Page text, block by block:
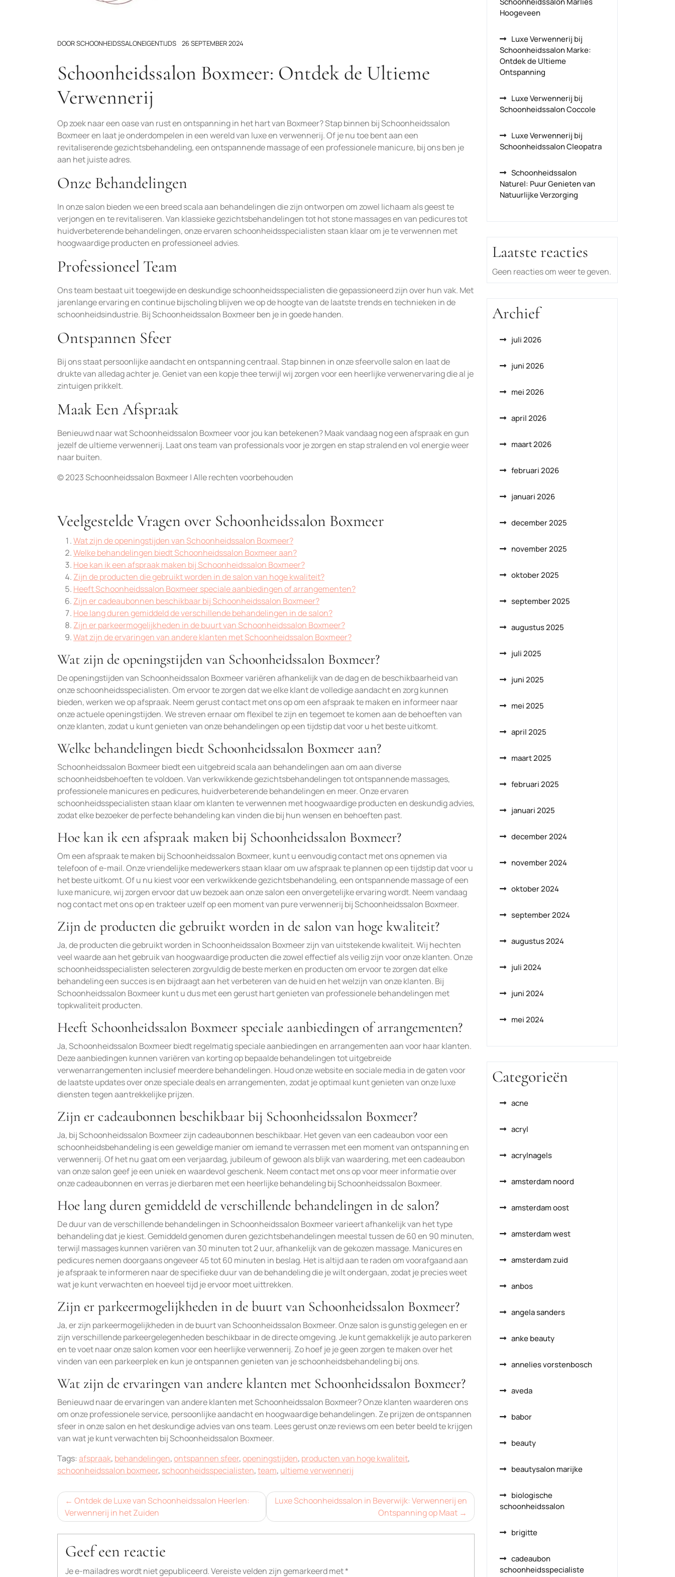
DOORSCHOONHEIDSSALONEIGENTIJDS 26 SEPTEMBER 2024
Schoonheidssalon Boxmeer: Ontdek de Ultieme
Verwennerij
Op zoek naar een oase van rust en ontspanning in het hart van Boxmeer? Stap binnen bij Schoonheidssalon
Boxmeer en laat je onderdompelen in een wereld van luxe en verwennerij. Of je nu toe bent aan een
revitaliserende gezichtsbehandeling, een ontspannende massage of een professionele manicure, bij ons ben je
aan het juiste adres.
Onze Behandelingen
In onze salon bieden we een breed scala aan behandelingen die zijn ontworpen om zowel lichaam als geest te
verjongen en te revitaliseren. Van klassieke gezichtsbehandelingen tot hot stone massages en van pedicures tot
huidverbeterende behandelingen, onze ervaren schoonheidsspecialisten staan klaar om je te verwennen met
hoogwaardige producten en professioneel advies.
Professioneel Team
Ons team bestaat uit toegewijde en deskundige schoonheidsspecialisten die gepassioneerd zijn over hun vak. Met
jarenlange ervaring en continue bijscholing blijven we op de hoogte van de laatste trends en technieken in de
schoonheidsindustrie. Bij Schoonheidssalon Boxmeer ben je in goede handen.
Ontspannen Sfeer
Bij ons staat persoonlijke aandacht en ontspanning centraal. Stap binnen in onze sfeervolle salon en laat de
drukte van alledag achter je. Geniet van een kopje thee terwijl wij zorgen voor een heerlijke verwenervaring die al je
zintuigen prikkelt.
Maak Een Afspraak
Benieuwd naar wat Schoonheidssalon Boxmeer voor jou kan betekenen? Maak vandaag nog een afspraak en gun
jezelf de ultieme verwennerij. Laat ons team van professionals voor je zorgen en stap stralend en vol energie weer
naar buiten.
© 2023 Schoonheidssalon Boxmeer | Alle rechten voorbehouden
Veelgestelde Vragen over Schoonheidssalon Boxmeer
Wat zijn de openingstijden van Schoonheidssalon Boxmeer?
Welke behandelingen biedt Schoonheidssalon Boxmeer aan?
Hoe kan ik een afspraak maken bij Schoonheidssalon Boxmeer?
Zijn de producten die gebruikt worden in de salon van hoge kwaliteit?
Heeft Schoonheidssalon Boxmeer speciale aanbiedingen of arrangementen?
Zijn er cadeaubonnen beschikbaar bij Schoonheidssalon Boxmeer?
Hoe lang duren gemiddeld de verschillende behandelingen in de salon?
Zijn er parkeermogelijkheden in de buurt van Schoonheidssalon Boxmeer?
Wat zijn de ervaringen van andere klanten met Schoonheidssalon Boxmeer?
Wat zijn de openingstijden van Schoonheidssalon Boxmeer?
De openingstijden van Schoonheidssalon Boxmeer variëren afhankelijk van de dag en de beschikbaarheid van
onze schoonheidsspecialisten. Om ervoor te zorgen dat we elke klant de volledige aandacht en zorg kunnen
bieden, werken we op afspraak. Neem gerust contact met ons op om een afspraak te maken en informeer naar
onze actuele openingstijden. We streven ernaar om flexibel te zijn en tegemoet te komen aan de behoeften van
onze klanten, zodat u kunt genieten van onze behandelingen op een tijdstip dat voor u het beste uitkomt.
Welke behandelingen biedt Schoonheidssalon Boxmeer aan?
Schoonheidssalon Boxmeer biedt een uitgebreid scala aan behandelingen aan om aan diverse
schoonheidsbehoeften te voldoen. Van verkwikkende gezichtsbehandelingen tot ontspannende massages,
professionele manicures en pedicures, huidverbeterende behandelingen en meer. Onze ervaren
schoonheidsspecialisten staan klaar om klanten te verwennen met hoogwaardige producten en deskundig advies,
zodat elke bezoeker de perfecte behandeling kan vinden die bij hun wensen en behoeften past.
Hoe kan ik een afspraak maken bij Schoonheidssalon Boxmeer?
Om een afspraak te maken bij Schoonheidssalon Boxmeer, kunt u eenvoudig contact met ons opnemen via
telefoon of e-mail. Onze vriendelijke medewerkers staan klaar om uw afspraak te plannen op een tijdstip dat voor u
het beste uitkomt. Of u nu kiest voor een verkwikkende gezichtsbehandeling, een ontspannende massage of een
luxe manicure, wij zorgen ervoor dat uw bezoek aan onze salon een onvergetelijke ervaring wordt. Neem vandaag
nog contact met ons op en trakteer uzelf op een moment van pure verwennerij bij Schoonheidssalon Boxmeer.
Zijn de producten die gebruikt worden in de salon van hoge kwaliteit?
Ja, de producten die gebruikt worden in Schoonheidssalon Boxmeer zijn van uitstekende kwaliteit. Wij hechten
veel waarde aan het gebruik van hoogwaardige producten die zowel effectief als veilig zijn voor onze klanten. Onze
schoonheidsspecialisten selecteren zorgvuldig de beste merken en producten om ervoor te zorgen dat elke
behandeling een succes is en bijdraagt aan het verbeteren van de huid en het welzijn van onze klanten. Bij
Schoonheidssalon Boxmeer kunt u dus met een gerust hart genieten van professionele behandelingen met
topkwaliteit producten.
Heeft Schoonheidssalon Boxmeer speciale aanbiedingen of arrangementen?
Ja, Schoonheidssalon Boxmeer biedt regelmatig speciale aanbiedingen en arrangementen aan voor haar klanten.
Deze aanbiedingen kunnen variëren van korting op bepaalde behandelingen tot uitgebreide
verwenarrangementen inclusief meerdere behandelingen. Houd onze website en sociale media in de gaten voor
de laatste updates over onze speciale deals en arrangementen, zodat je optimaal kunt genieten van onze luxe
diensten tegen aantrekkelijke prijzen.
Zijn er cadeaubonnen beschikbaar bij Schoonheidssalon Boxmeer?
Ja, bij Schoonheidssalon Boxmeer zijn cadeaubonnen beschikbaar. Het geven van een cadeaubon voor een
schoonheidsbehandeling is een geweldige manier om iemand te verrassen met een moment van ontspanning en
verwennerij. Of het nu gaat om een verjaardag, jubileum of gewoon als blijk van waardering, met een cadeaubon
van onze salon geef je een uniek en waardevol geschenk. Neem contact met ons op voor meer informatie over
onze cadeaubonnen en verras je dierbaren met een heerlijke behandeling bij Schoonheidssalon Boxmeer.
Hoe lang duren gemiddeld de verschillende behandelingen in de salon?
De duur van de verschillende behandelingen in Schoonheidssalon Boxmeer varieert afhankelijk van het type
behandeling dat je kiest. Gemiddeld genomen duren gezichtsbehandelingen meestal tussen de 60 en 90 minuten,
terwijl massages kunnen variëren van 30 minuten tot 2 uur, afhankelijk van de gekozen massage. Manicures en
pedicures nemen doorgaans ongeveer 45 tot 60 minuten in beslag. Het is altijd aan te raden om voorafgaand aan
je afspraak te informeren naar de specifieke duur van de behandeling die je wilt ondergaan, zodat je precies weet
wat je kunt verwachten en hoeveel tijd je ervoor moet uittrekken.
Zijn er parkeermogelijkheden in de buurt van Schoonheidssalon Boxmeer?
Ja, er zijn parkeermogelijkheden in de buurt van Schoonheidssalon Boxmeer. Onze salon is gunstig gelegen en er
zijn verschillende parkeergelegenheden beschikbaar in de directe omgeving. Je kunt gemakkelijk je auto parkeren
en te voet naar onze salon komen voor een heerlijke verwennerij. Zo hoef je je geen zorgen te maken over het
vinden van een parkeerplek en kun je ontspannen genieten van je schoonheidsbehandeling bij ons.
Wat zijn de ervaringen van andere klanten met Schoonheidssalon Boxmeer?
Benieuwd naar de ervaringen van andere klanten met Schoonheidssalon Boxmeer? Onze klanten waarderen ons
om onze professionele service, persoonlijke aandacht en hoogwaardige behandelingen. Ze prijzen de ontspannen
sfeer in onze salon en het deskundige advies van ons team. Lees gerust onze reviews om een beter beeld te krijgen
van wat je kunt verwachten bij Schoonheidssalon Boxmeer.
Tags: afspraak, behandelingen,ontspannen sfeer,openingstijden, producten van hoge kwaliteit,
schoonheidssalon boxmeer, schoonheidsspecialisten,team, ultieme verwennerij
Bericht
navigatie
Ontdek de Luxe van Schoonheidssalon Heerlen:
Verwennerij in het Zuiden
Luxe Schoonheidssalon in Beverwijk: Verwennerij en
Ontspanning op Maat
Geef een reactie
Je e-mailadres wordt niet gepubliceerd.Vereiste velden zijn gemarkeerd met*
Hoogeveen
Luxe Verwennerij bij
Schoonheidssalon Marke:
Ontdek de Ultieme
Ontspanning
Luxe Verwennerij bij
Schoonheidssalon Coccole
Luxe Verwennerij bij
Schoonheidssalon Cleopatra
Schoonheidssalon
Naturel: Puur Genieten van
Natuurlijke Verzorging
Laatste reacties
Geen reacties om weer te geven.
Archief
juli 2026
juni 2026
mei 2026
april 2026
maart 2026
februari 2026
januari 2026
december 2025
november 2025
oktober 2025
september 2025
augustus 2025
juli 2025
juni 2025
mei 2025
april 2025
maart 2025
februari 2025
januari 2025
december 2024
november 2024
oktober 2024
september 2024
augustus 2024
juli 2024
juni 2024
mei 2024
Categorieën
acne
acryl
acrylnagels
amsterdam noord
amsterdam oost
amsterdam west
amsterdam zuid
anbos
angela sanders
anke beauty
annelies vorstenbosch
aveda
babor
beauty
beautysalon marijke
biologische
schoonheidssalon
brigitte
cadeaubon
schoonheidsspecialiste